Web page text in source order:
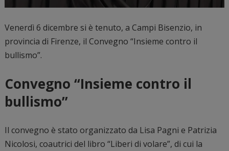
Venerdì 6 dicembre si è tenuto, a Campi Bisenzio, in
provincia di Firenze, il Convegno “Insieme contro il
bullismo”.
Convegno “Insieme contro il
bullismo”
Il convegno è stato organizzato da Lisa Pagni e Patrizia
Nicolosi, coautrici del libro “Liberi di volare”, di cui la